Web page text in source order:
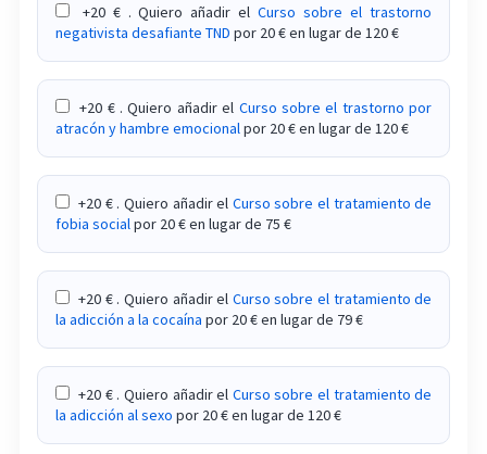
+20 € . Quiero añadir elCurso sobre el trastorno
negativista desafiante TND por 20 € en lugar de 120 €
+20 € . Quiero añadir el Curso sobre el trastorno por
atracón y hambre emocionalpor 20 € en lugar de 120 €
+20 € . Quiero añadir el Curso sobre el tratamiento de
fobia socialpor 20 € en lugar de 75 €
+20 € . Quiero añadir el Curso sobre el tratamiento de
la adicción a la cocaína por 20 € en lugar de 79 €
+20 € . Quiero añadir el Curso sobre el tratamiento de
la adicción al sexo por 20 € en lugar de 120 €